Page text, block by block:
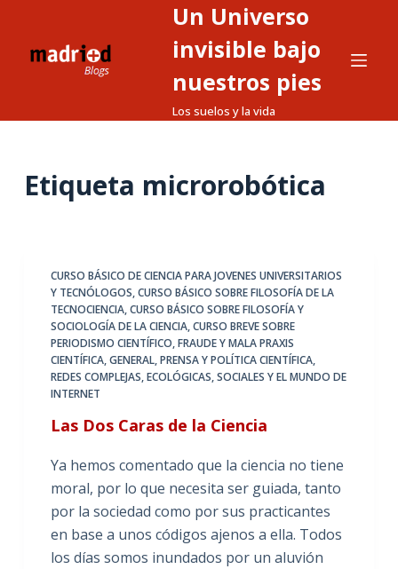
Un Universo
invisible bajo
nuestros pies
Los suelos y la vida
Etiqueta microrobótica
CURSO BÁSICO DE CIENCIA PARA JOVENES UNIVERSITARIOS
Y TECNÓLOGOS,CURSO BÁSICO SOBRE FILOSOFÍA DE LA
TECNOCIENCIA,CURSO BÁSICO SOBRE FILOSOFÍA Y
SOCIOLOGÍA DE LA CIENCIA,CURSO BREVE SOBRE
PERIODISMO CIENTÍFICO,FRAUDE Y MALA PRAXIS
CIENTÍFICA,GENERAL,PRENSA Y POLÍTICA CIENTÍFICA,
REDES COMPLEJAS, ECOLÓGICAS, SOCIALES Y EL MUNDO DE
INTERNET
Las Dos Caras de la Ciencia
Ya hemos comentado que la ciencia no tiene
moral, por lo que necesita ser guiada, tanto
por la sociedad como por sus practicantes
en base a unos códigos ajenos a ella. Todos
los días somos inundados por un aluvión